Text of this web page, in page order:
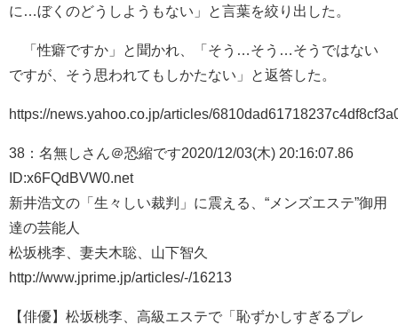
に…ぼくのどうしようもない」と言葉を絞り出した。
「性癖ですか」と聞かれ、「そう…そう…そうではない
ですが、そう思われてもしかたない」と返答した。
https://news.yahoo.co.jp/articles/
38： 名無しさん＠恐縮です2020/12/03(木) 20:16:07.86
ID:x6FQdBVW0.net
新井浩文の「生々しい裁判」に震える、“メンズエステ”御用
達の芸能人
松坂桃李、妻夫木聡、山下智久
http://www.jprime.jp/articles/-/16213
【俳優】松坂桃李、高級エステで「恥ずかしすぎるプレ